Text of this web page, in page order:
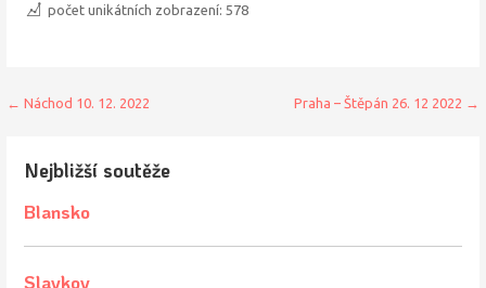
počet unikátních zobrazení: 578
Navigace
příspěvek
← Náchod 10. 12. 2022 Praha – Štěpán 26. 12 2022 →
Nejbližší soutěže
Blansko
Slavkov